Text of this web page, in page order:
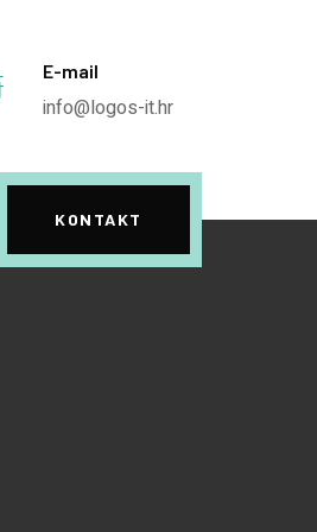
E-mail
info@logos-it.hr
KONTAKT